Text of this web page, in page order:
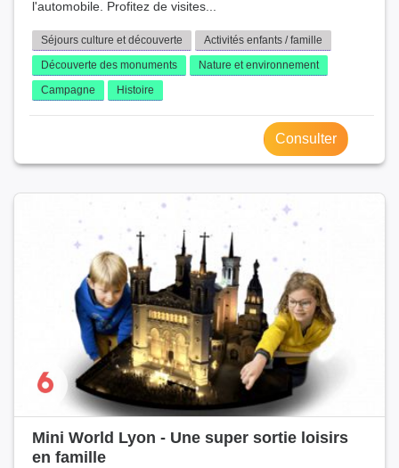
l'automobile. Profitez de visites...
Séjours culture et découverte
Activités enfants / famille
Découverte des monuments
Nature et environnement
Campagne
Histoire
Consulter
Mini World Lyon - Une super sortie loisirs
en famille